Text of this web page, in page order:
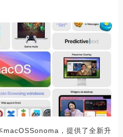
macOSSonoma，提供了全新升